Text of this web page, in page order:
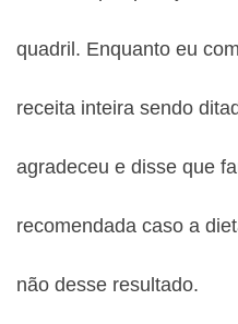
quadril. Enquanto eu
receita inteira sendo
agradeceu e disse que
recomendada caso a
não desse resultado.